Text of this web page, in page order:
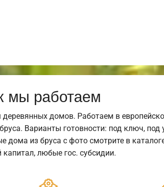
мы работаем
домов. Работаем в
Варианты готовности: под ключ, под
из бруса с фото смотрите в
любые гос. субсидии.